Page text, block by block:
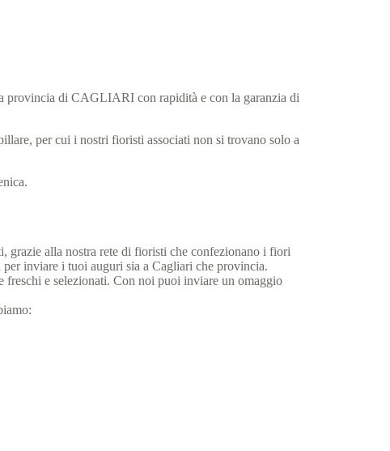
provincia di CAGLIARI con rapidità e con la garanzia di
per cui i nostri fioristi associati non si trovano solo a
grazie alla nostra rete di fioristi che confezionano i fiori
inviare i tuoi auguri sia a Cagliari che provincia.
e selezionati. Con noi puoi inviare un omaggio